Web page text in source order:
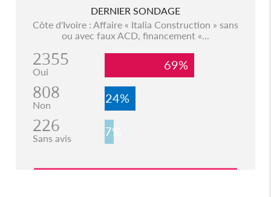
DERNIER SONDAGE
Côte d'Ivoire : Affaire « Italia Construction » sans
ou avec faux ACD, financement «...
2355
Oui 69%
808
Non 24%
226
Sans avis 7%